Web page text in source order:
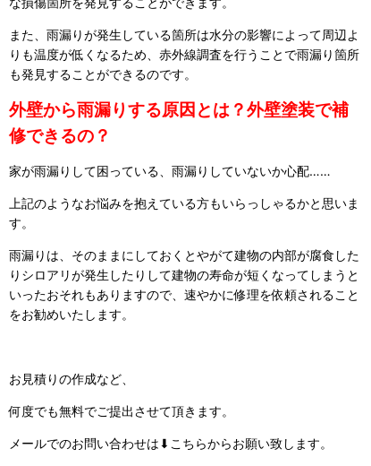
また、雨漏りが発生している箇所は水分の影響によって周辺よ
りも温度が低くなるため、赤外線調査を行うことで雨漏り箇所
も発見することができるのです。
外壁から雨漏りする原因とは？外壁塗装で補
修できるの？
家が雨漏りして困っている、雨漏りしていないか心配……
上記のようなお悩みを抱えている方もいらっしゃるかと思いま
す。
雨漏りは、そのままにしておくとやがて建物の内部が腐食した
りシロアリが発生したりして建物の寿命が短くなってしまうと
いったおそれもありますので、速やかに修理を依頼されること
をお勧めいたします。
お見積りの作成など、
何度でも無料でご提出させて頂きます。
メールでのお問い合わせは⬇こちらからお願い致します。